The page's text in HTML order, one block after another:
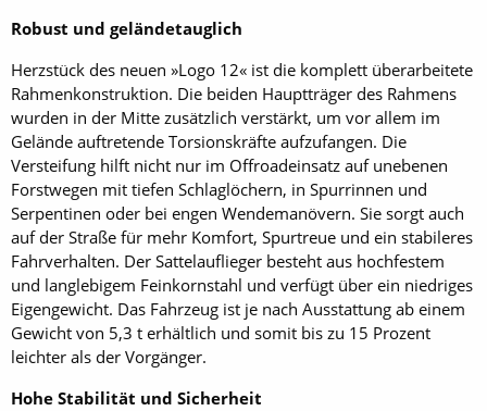
Robust und geländetauglich
Herzstück des neuen »Logo 12« ist die komplett überarbeitete
Rahmenkonstruktion. Die beiden Hauptträger des Rahmens
wurden in der Mitte zusätzlich verstärkt, um vor allem im
Gelände auftretende Torsionskräfte aufzufangen. Die
Versteifung hilft nicht nur im Offroadeinsatz auf unebenen
Forstwegen mit tiefen Schlaglöchern, in Spurrinnen und
Serpentinen oder bei engen Wendemanövern. Sie sorgt auch
auf der Straße für mehr Komfort, Spurtreue und ein stabileres
Fahrverhalten. Der Sattelauflieger besteht aus hochfestem
und langlebigem Feinkornstahl und verfügt über ein niedriges
Eigengewicht. Das Fahrzeug ist je nach Ausstattung ab einem
Gewicht von 5,3 t erhältlich und somit bis zu 15 Prozent
leichter als der Vorgänger.
Hohe Stabilität und Sicherheit